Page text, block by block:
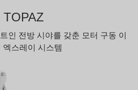
TOPAZ
인 전방 시야를 갖춘 모터 구동 이
엑스레이 시스템